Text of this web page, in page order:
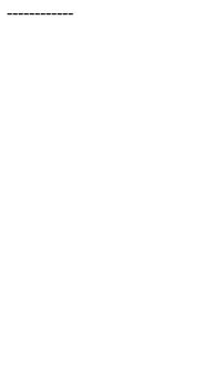
------------